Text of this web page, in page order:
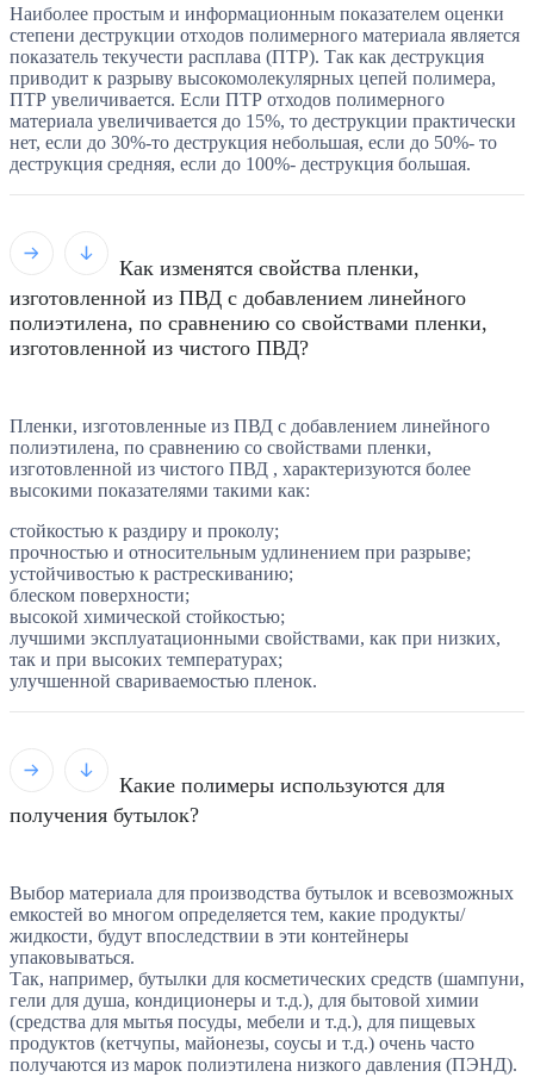
Наиболее простым и информационным показателем оценки
степени деструкции отходов полимерного материала является
показатель текучести расплава (ПТР). Так как деструкция
приводит к разрыву высокомолекулярных цепей полимера,
ПТР увеличивается. Если ПТР отходов полимерного
материала увеличивается до 15%, то деструкции практически
нет, если до 30%-то деструкция небольшая, если до 50%- то
деструкция средняя, если до 100%- деструкция большая.
Как изменятся свойства пленки,
изготовленной из ПВД с добавлением линейного
полиэтилена, по сравнению со свойствами пленки,
изготовленной из чистого ПВД?
Пленки, изготовленные из ПВД с добавлением линейного
полиэтилена, по сравнению со свойствами пленки,
изготовленной из чистого ПВД , характеризуются более
высокими показателями такими как:
стойкостью к раздиру и проколу;
прочностью и относительным удлинением при разрыве;
устойчивостью к растрескиванию;
блеском поверхности;
высокой химической стойкостью;
лучшими эксплуатационными свойствами, как при низких,
так и при высоких температурах;
улучшенной свариваемостью пленок.
Какие полимеры используются для
получения бутылок?
Выбор материала для производства бутылок и всевозможных
емкостей во многом определяется тем, какие продукты/
жидкости, будут впоследствии в эти контейнеры
упаковываться.
Так, например, бутылки для косметических средств (шампуни,
гели для душа, кондиционеры и т.д.), для бытовой химии
(средства для мытья посуды, мебели и т.д.), для пищевых
продуктов (кетчупы, майонезы, соусы и т.д.) очень часто
получаются из марок полиэтилена низкого давления (ПЭНД).